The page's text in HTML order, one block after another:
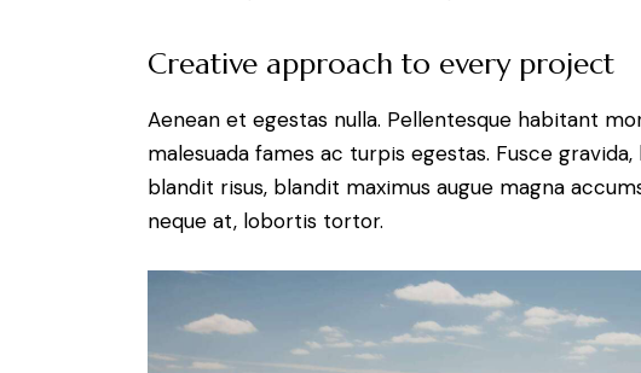
Creative approach to every project
Aenean et egestas nulla. Pellentesque habitant
malesuada fames ac turpis egestas. Fusce
blandit risus, blandit maximus augue magna
neque at, lobortis tortor.